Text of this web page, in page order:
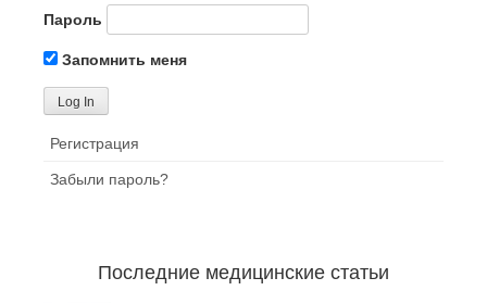
Пароль
Запомнить меня
Регистрация
Забыли пароль?
Последние медицинские статьи